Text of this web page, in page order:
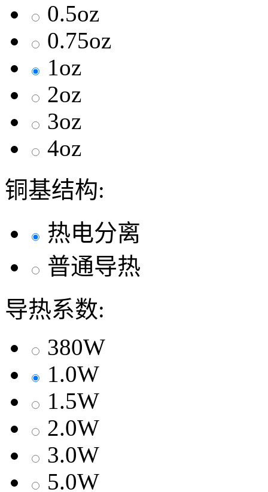
0.5oz
0.75oz
1oz
2oz
3oz
4oz
铜基结构:
热电分离
普通导热
导热系数:
380W
1.0W
1.5W
2.0W
3.0W
5.0W